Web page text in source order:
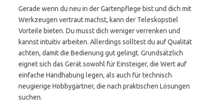
Gerade wenn du neu in der Gartenpflege bist und dich mit
Werkzeugen vertraut machst, kann der Teleskopstiel
Vorteile bieten. Du musst dich weniger verrenken und
kannst intuitiv arbeiten. Allerdings solltest du auf Qualität
achten, damit die Bedienung gut gelingt. Grundsätzlich
eignet sich das Gerät sowohl für Einsteiger, die Wert auf
einfache Handhabung legen, als auch für technisch
neugierige Hobbygärtner, die nach praktischen Lösungen
suchen.